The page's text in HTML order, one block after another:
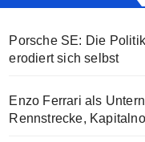
Porsche SE: Die
erodiert sich selbst
Enzo Ferrari als
Rennstrecke,